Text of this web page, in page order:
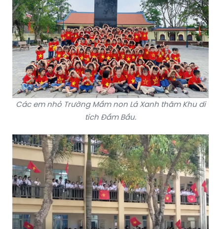
Các em nhỏ Trường Mầm non Lá Xanh thăm Khu di
tích Đầm Bầu.